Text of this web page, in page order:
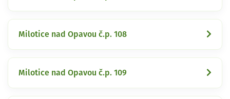
Milotice nad Opavou č.p. 108
Milotice nad Opavou č.p. 109